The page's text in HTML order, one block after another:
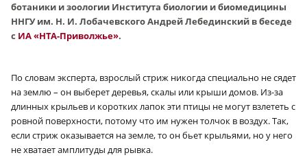
ботаники и зоологии Института биологии и биомедицины
ННГУ им. Н. И. Лобачевского Андрей Лебединский в беседе
с ИА «НТА-Приволжье».
По словам эксперта, взрослый стриж никогда специально не сядет
на землю – он выберет деревья, скалы или крыши домов. Из-за
длинных крыльев и коротких лапок эти птицы не могут взлететь с
ровной поверхности, потому что им нужен толчок в воздух. Так,
если стриж оказывается на земле, то он бьет крыльями, но у него
не хватает амплитуды для рывка.